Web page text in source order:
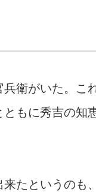
衛がいた。こ
もに秀吉の知
たというのも